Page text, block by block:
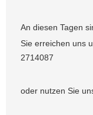
An diesen Tagen
Sie erreichen uns
2714087
oder nutzen Sie